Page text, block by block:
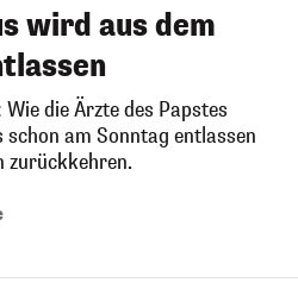
wird aus dem
die Ärzte des Papstes
am Sonntag entlassen
zurückkehren.